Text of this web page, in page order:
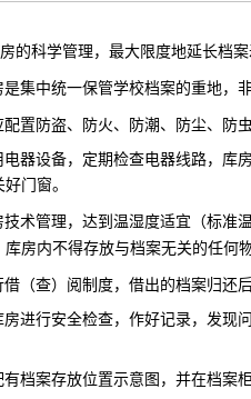
的科学管理，最大限度地延长档
集中统一保管学校档案的重地，
置防盗、防火、防潮、防尘、防
电器设备，定期检查电器线路，库
门窗。
技术管理，达到温湿度适宜（标准
房内不得存放与档案无关的任何物
（查）阅制度，借出的档案归还
进行安全检查，作好记录，发现
档案存放位置示意图，并在档案